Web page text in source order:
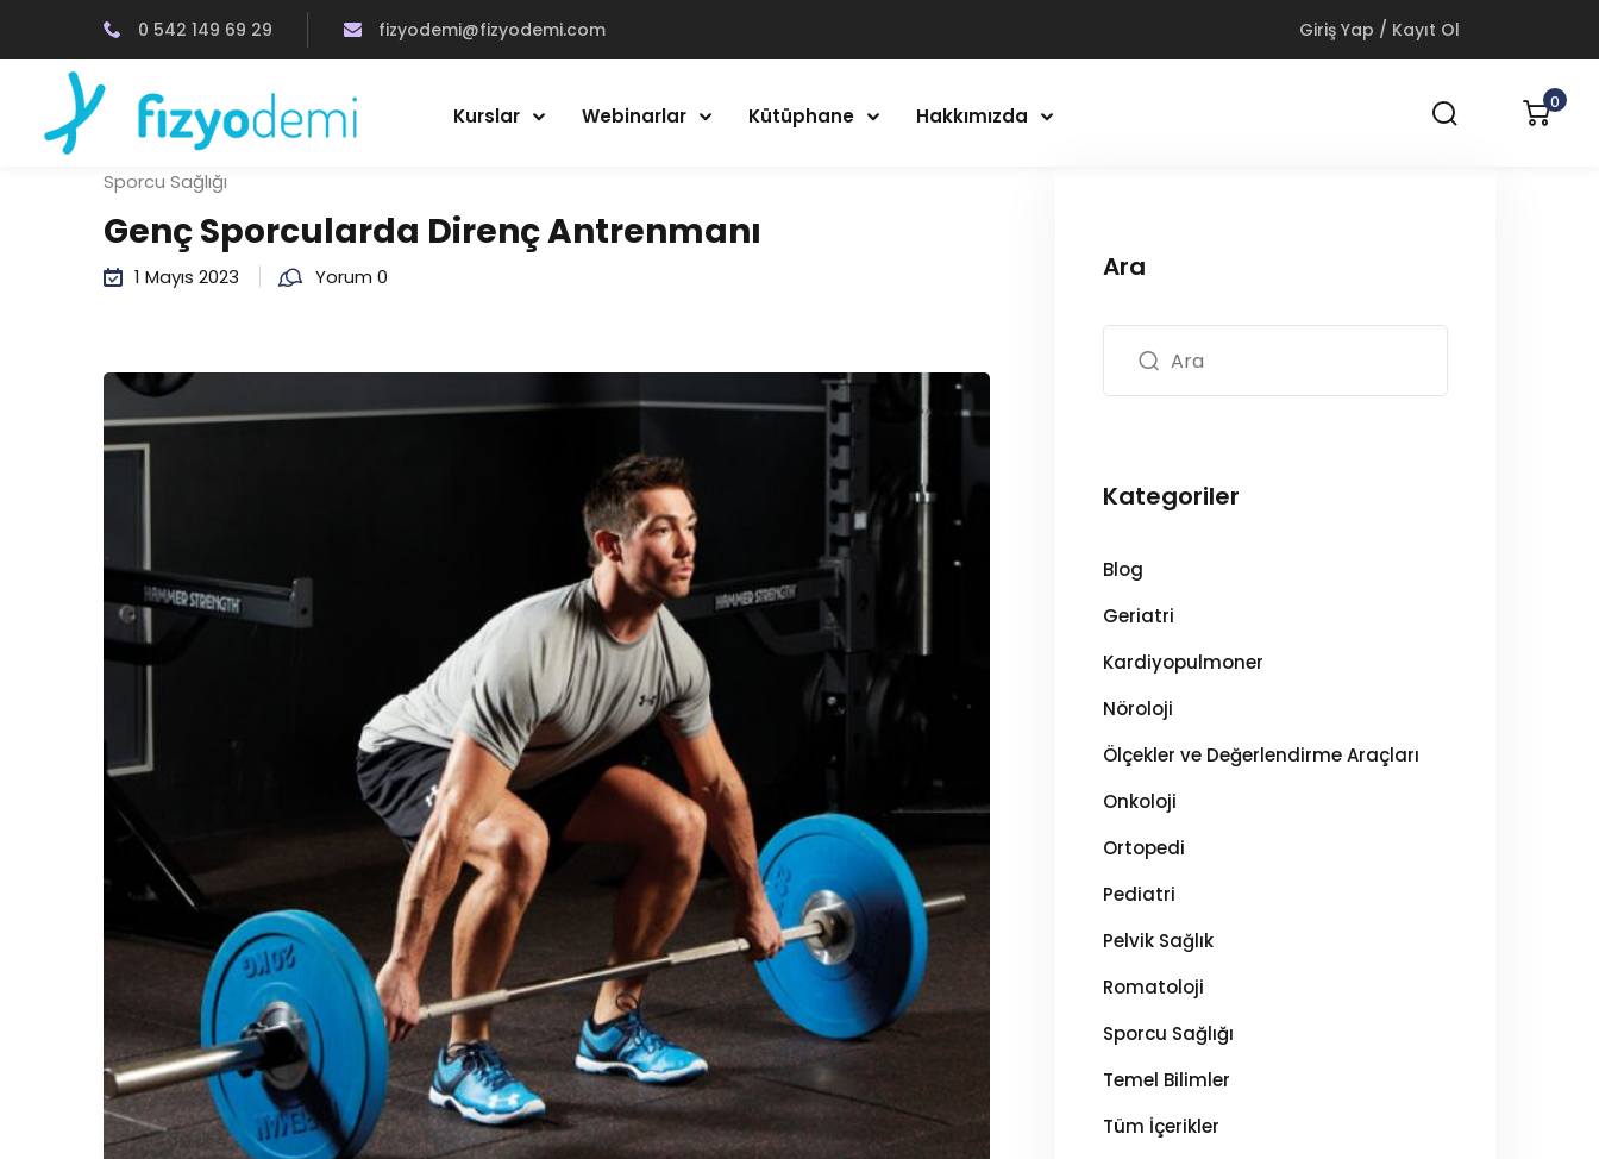
0 542 149 69 29 fizyodemi@fizyodemi.com Giriş Yap / Kayıt Ol
Kurslar Webinarlar Kütüphane Hakkımızda
0
Sporcu Sağlığı
Genç Sporcularda Direnç Antrenmanı
1 Mayıs 2023 Yorum 0 Ara
Kategoriler
Blog
Geriatri
Kardiyopulmoner
Nöroloji
Ölçekler ve Değerlendirme Araçları
Onkoloji
Ortopedi
Pediatri
Pelvik Sağlık
Romatoloji
Sporcu Sağlığı
Temel Bilimler
Tüm İçerikler
Beni hatırla